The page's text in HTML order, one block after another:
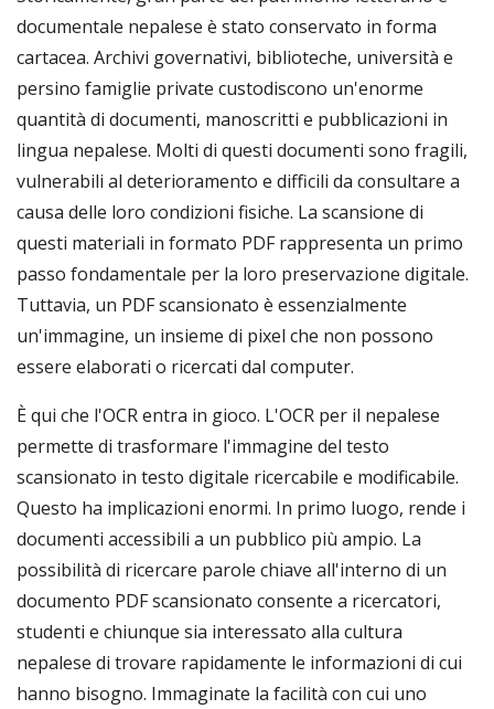
documentale nepalese è stato conservato in forma
cartacea. Archivi governativi, biblioteche, università e
persino famiglie private custodiscono un'enorme
quantità di documenti, manoscritti e pubblicazioni in
lingua nepalese. Molti di questi documenti sono fragili,
vulnerabili al deterioramento e difficili da consultare a
causa delle loro condizioni fisiche. La scansione di
questi materiali in formato PDF rappresenta un primo
passo fondamentale per la loro preservazione digitale.
Tuttavia, un PDF scansionato è essenzialmente
un'immagine, un insieme di pixel che non possono
essere elaborati o ricercati dal computer.
È qui che l'OCR entra in gioco. L'OCR per il nepalese
permette di trasformare l'immagine del testo
scansionato in testo digitale ricercabile e modificabile.
Questo ha implicazioni enormi. In primo luogo, rende i
documenti accessibili a un pubblico più ampio. La
possibilità di ricercare parole chiave all'interno di un
documento PDF scansionato consente a ricercatori,
studenti e chiunque sia interessato alla cultura
nepalese di trovare rapidamente le informazioni di cui
hanno bisogno. Immaginate la facilità con cui uno